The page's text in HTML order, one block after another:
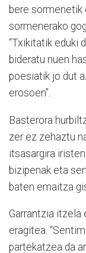
bere sormenetik
sormenerako
“Txikitatik eduki
bideratu nuen
poesiatik jo dut
erosoen”.
Basterora
zer ez zehaztu
itsasargira
bizipenak eta
baten emaitza
Garrantzia itzela
eragitea.
partekatzea da